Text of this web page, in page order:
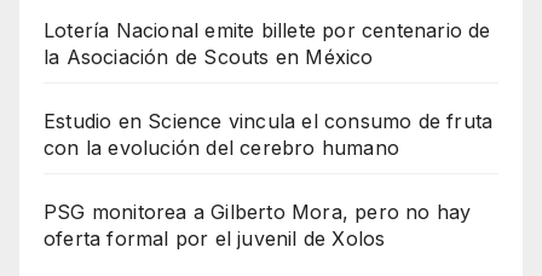
Lotería Nacional emite billete por centenario de
la Asociación de Scouts en México
Estudio en Science vincula el consumo de fruta
con la evolución del cerebro humano
PSG monitorea a Gilberto Mora, pero no hay
oferta formal por el juvenil de Xolos